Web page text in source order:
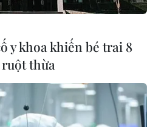
y khoa khiến bé trai 8
thừa